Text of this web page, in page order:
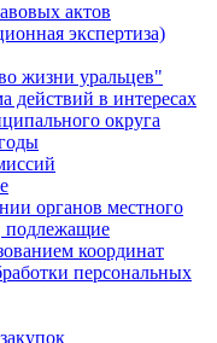
актов
экспертиза)
жизни уральцев"
действий в интересах
округа
органов местного
подлежащие
координат
персональных